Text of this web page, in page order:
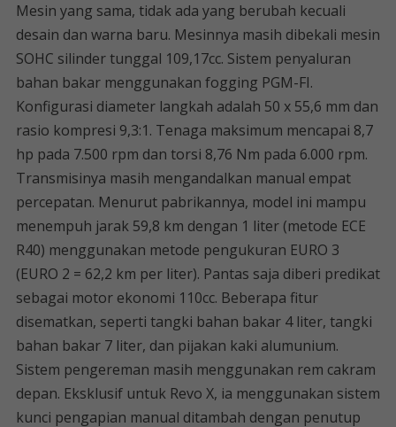
Mesin yang sama, tidak ada yang berubah kecuali
desain dan warna baru. Mesinnya masih dibekali mesin
SOHC silinder tunggal 109,17cc. Sistem penyaluran
bahan bakar menggunakan fogging PGM-FI.
Konfigurasi diameter langkah adalah 50 x 55,6 mm dan
rasio kompresi 9,3:1. Tenaga maksimum mencapai 8,7
hp pada 7.500 rpm dan torsi 8,76 Nm pada 6.000 rpm.
Transmisinya masih mengandalkan manual empat
percepatan. Menurut pabrikannya, model ini mampu
menempuh jarak 59,8 km dengan 1 liter (metode ECE
R40) menggunakan metode pengukuran EURO 3
(EURO 2 = 62,2 km per liter). Pantas saja diberi predikat
sebagai motor ekonomi 110cc. Beberapa fitur
disematkan, seperti tangki bahan bakar 4 liter, tangki
bahan bakar 7 liter, dan pijakan kaki alumunium.
Sistem pengereman masih menggunakan rem cakram
depan. Eksklusif untuk Revo X, ia menggunakan sistem
kunci pengapian manual ditambah dengan penutup